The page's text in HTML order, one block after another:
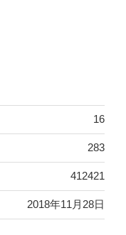
16
283
412421
2018年11月28日